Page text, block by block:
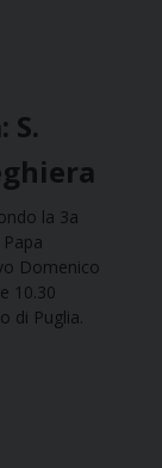
S.
la 3a
Domenico
10.30
di Puglia.